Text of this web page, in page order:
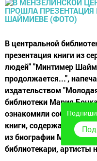
В центральной
презентация книги из
людей" "Минтимер
продолжается...",
издательством
библиотеки Мария
ознакомили
книги, содержанием и
из биографии
библиотекари, артисты